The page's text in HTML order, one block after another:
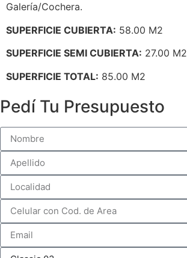
Galería/Cochera.
SUPERFICIE CUBIERTA: 58.00 M2
SUPERFICIE SEMI CUBIERTA: 27.00 M2
SUPERFICIE TOTAL: 85.00 M2
Pedí Tu Presupuesto